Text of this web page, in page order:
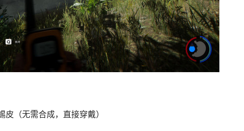
（无需合成，直接穿戴）